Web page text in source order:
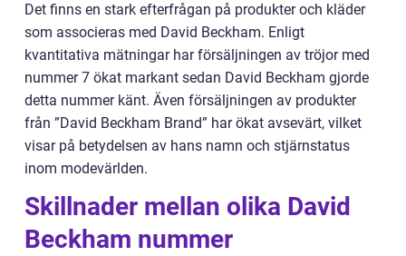
Det finns en stark efterfrågan på produkter och kläder
som associeras med David Beckham. Enligt
kvantitativa mätningar har försäljningen av tröjor med
nummer 7 ökat markant sedan David Beckham gjorde
detta nummer känt. Även försäljningen av produkter
från ”David Beckham Brand” har ökat avsevärt, vilket
visar på betydelsen av hans namn och stjärnstatus
inom modevärlden.
Skillnader mellan olika David
Beckham nummer